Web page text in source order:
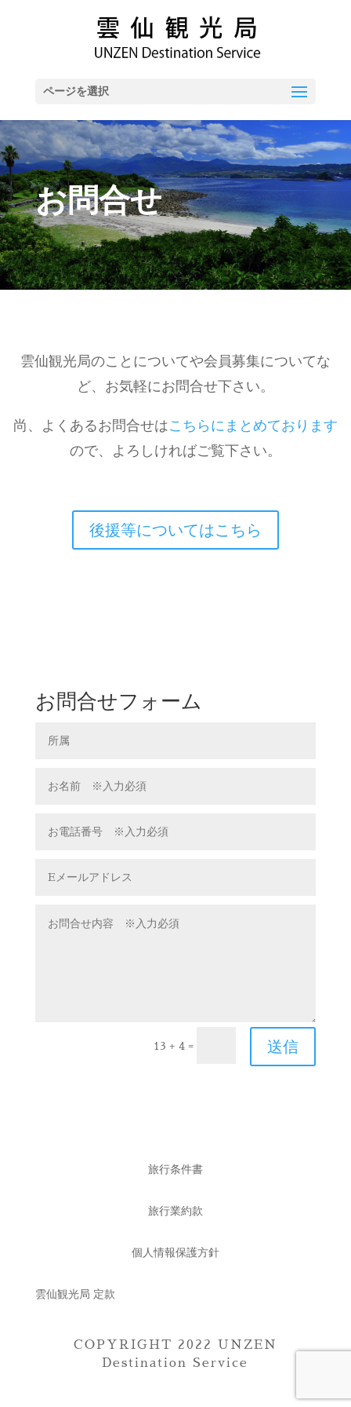
ページを選択
お問合せ
雲仙観光局のことについてや会員募集についてな
ど、お気軽にお問合せ下さい。
尚、よくあるお問合せはこちらにまとめております
ので、よろしければご覧下さい。
後援等についてはこちら
お問合せフォーム
13 + 4 = 送信
旅行条件書
旅行業約款
個人情報保護方針
雲仙観光局 定款
COPYRIGHT 2022 UNZEN
Destination Service